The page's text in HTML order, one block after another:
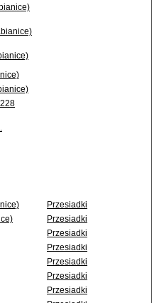
Przesiadki
Przesiadki
Przesiadki
Przesiadki
Przesiadki
Przesiadki
Przesiadki